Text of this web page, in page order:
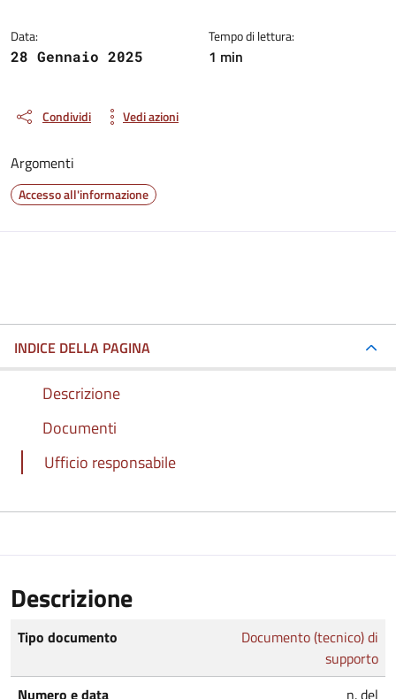
Data:
28 Gennaio 2025
Tempo di lettura:
1 min
Condividi Vedi azioni
Argomenti
Accesso all'informazione
INDICE DELLA PAGINA
Descrizione
Documenti
Ufficio responsabile
Descrizione
Tipo documento
Documento (tecnico) di
supporto
Numero e data
n. del